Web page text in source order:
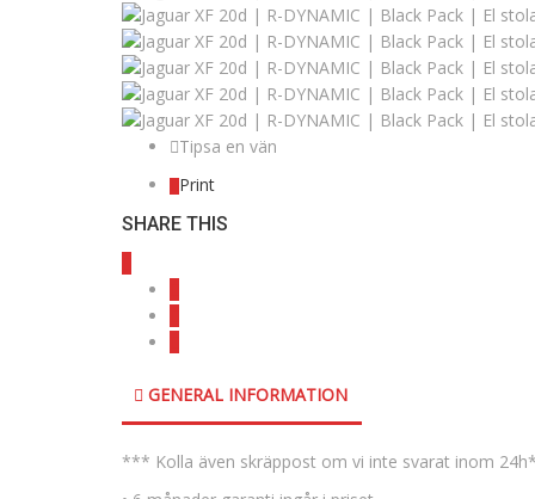
Tipsa en vän
Print
SHARE THIS
GENERAL INFORMATION
*** Kolla även skräppost om vi inte svarat inom